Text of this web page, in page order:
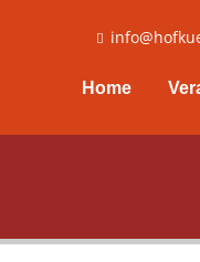
Home